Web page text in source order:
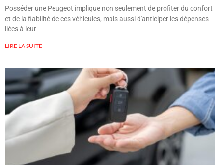
Posséder une Peugeot implique non seulement de profiter du confort
et de la fiabilité de ces véhicules, mais aussi d'anticiper les dépenses
liées à leur
LIRE LA SUITE